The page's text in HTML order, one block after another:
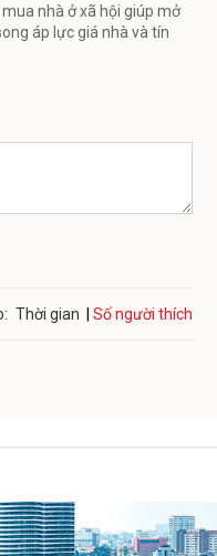
nhà ở xã hội giúp mở
áp lực giá nhà và tín
Thời gian Số người thích